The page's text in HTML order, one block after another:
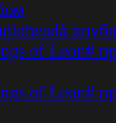
of Leon#
of Leon#